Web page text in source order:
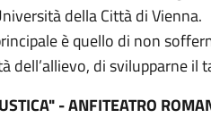
della Città di Vienna.
è quello di non
dell’allievo, di svilupparne il
- ANFITEATRO